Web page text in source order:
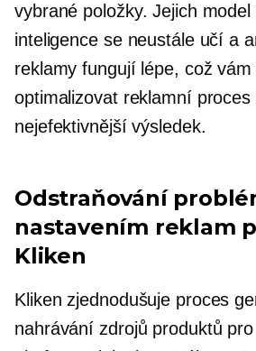
vybrané položky. Jejich model
inteligence se neustále učí a
reklamy fungují lépe, což
optimalizovat reklamní proces
nejefektivnější výsledek.
Odstraňování
nastavením reklam
Kliken
Kliken zjednodušuje proces
nahrávání zdrojů produktů